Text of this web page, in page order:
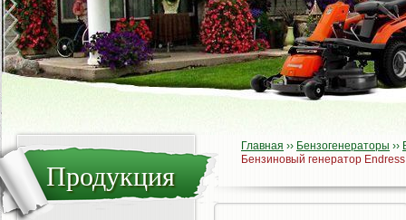
Главная ›› Бензогенераторы ››
Бензиновый генератор Endress
Продукция